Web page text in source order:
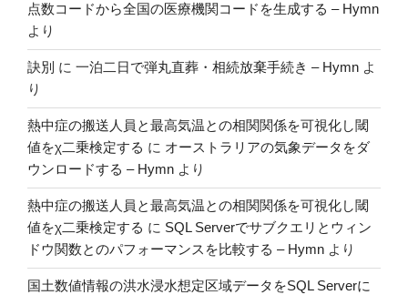
点数コードから全国の医療機関コードを生成する – Hymn
より
訣別 に 一泊二日で弾丸直葬・相続放棄手続き – Hymn よ
り
熱中症の搬送人員と最高気温との相関関係を可視化し閾
値をχ二乗検定する に オーストラリアの気象データをダ
ウンロードする – Hymn より
熱中症の搬送人員と最高気温との相関関係を可視化し閾
値をχ二乗検定する に SQL Serverでサブクエリとウィン
ドウ関数とのパフォーマンスを比較する – Hymn より
国土数値情報の洪水浸水想定区域データをSQL Serverに